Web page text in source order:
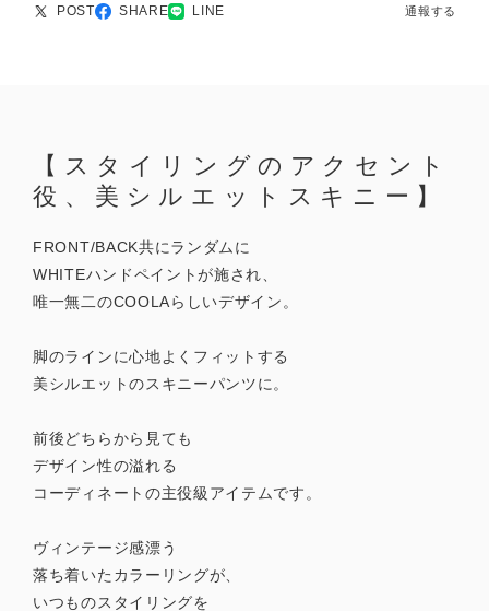
POST SHARE LINE 通報する
【スタイリングのアクセント
役、美シルエットスキニー】
FRONT/BACK共にランダムに
WHITEハンドペイントが施され、
唯一無二のCOOLAらしいデザイン。
脚のラインに心地よくフィットする
美シルエットのスキニーパンツに。
前後どちらから見ても
デザイン性の溢れる
コーディネートの主役級アイテムです。
ヴィンテージ感漂う
落ち着いたカラーリングが、
いつものスタイリングを